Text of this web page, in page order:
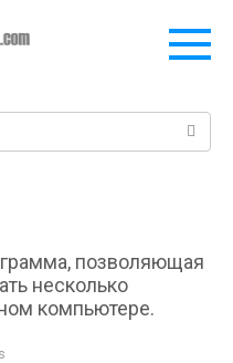
позволяющая
несколько
компьютере.